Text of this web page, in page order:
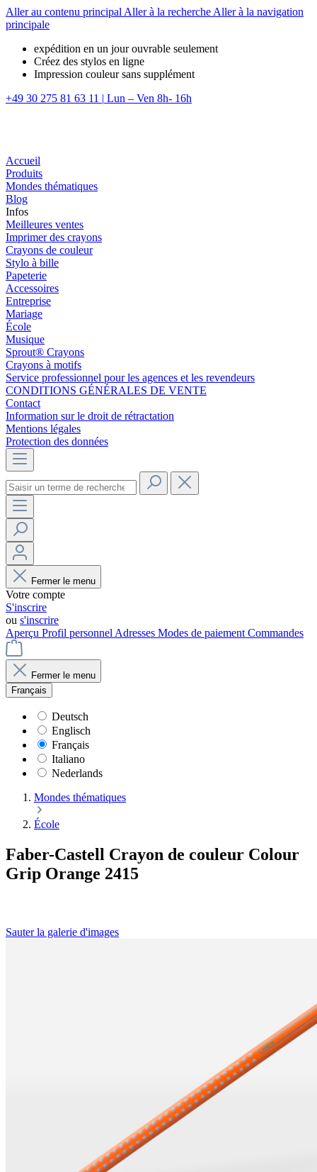
Aller au contenu principal Aller à la recherche Aller à la navigation
principale
expédition en un jour ouvrable seulement
Créez des stylos en ligne
Impression couleur sans supplément
+49 30 275 81 63 11 | Lun – Ven 8h- 16h
Accueil
Produits
Mondes thématiques
Blog
Infos
Meilleures ventes
Imprimer des crayons
Crayons de couleur
Stylo à bille
Papeterie
Accessoires
Entreprise
Mariage
École
Musique
Sprout® Crayons
Crayons à motifs
Service professionnel pour les agences et les revendeurs
CONDITIONS GÉNÉRALES DE VENTE
Contact
Information sur le droit de rétractation
Mentions légales
Protection des données
Fermer le menu
Votre compte
S'inscrire
ou s'inscrire
Aperçu Profil personnel Adresses Modes de paiement Commandes
Fermer le menu
Français
Deutsch
Englisch
Français
Italiano
Nederlands
Mondes thématiques
École
Faber-Castell Crayon de couleur Colour
Grip Orange 2415
Sauter la galerie d'images